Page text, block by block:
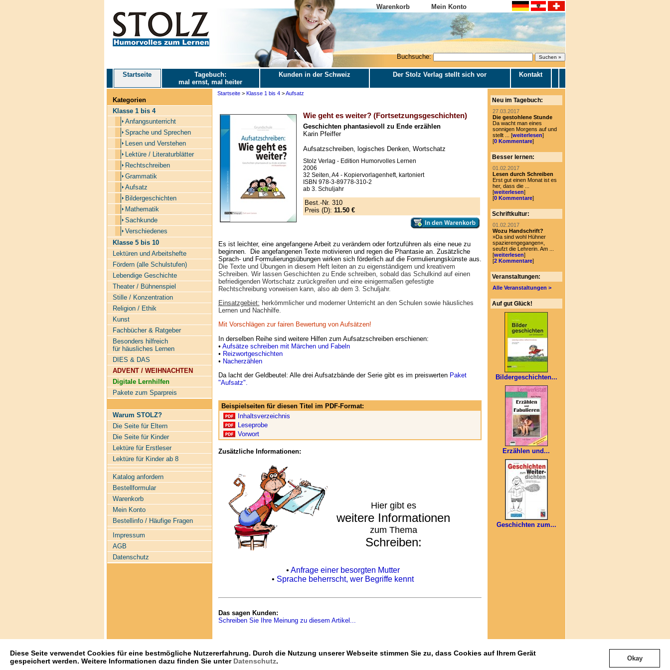
Diese Seite verwendet Cookies für eine bestmögliche Nutzererfahrung. Durch die Nutzung unserer Webseite stimmen Sie zu, dass Cookies auf Ihrem Gerät
gespeichert werden. Weitere Informationen dazu finden Sie unter Datenschutz. Okay
Warenkorb Mein Konto
Buchsuche:
Startseite
Tagebuch:
mal ernst, mal heiter
Kunden in der Schweiz Der Stolz Verlag stellt sich vor Kontakt
Kategorien
Klasse 1 bis 4
Anfangsunterricht
Sprache und Sprechen
Lesen und Verstehen
Lektüre / Literaturblätter
Rechtschreiben
Grammatik
Aufsatz
Bildergeschichten
Mathematik
Sachkunde
Verschiedenes
Klasse 5 bis 10
Lektüren und Arbeitshefte
Fördern (alle Schulstufen)
Lebendige Geschichte
Theater / Bühnenspiel
Stille / Konzentration
Religion / Ethik
Kunst
Fachbücher & Ratgeber
Besonders hilfreich
für häusliches Lernen
DIES & DAS
ADVENT / WEIHNACHTEN
Digitale Lernhilfen
Pakete zum Sparpreis
Warum STOLZ?
Die Seite für Eltern
Die Seite für Kinder
Lektüre für Erstleser
Lektüre für Kinder ab 8
Katalog anfordern
Bestellformular
Warenkorb
Mein Konto
Bestellinfo / Häufige Fragen
Impressum
AGB
Datenschutz
Startseite> Klasse 1 bis 4>Aufsatz
Wie geht es weiter? (Fortsetzungsgeschichten)
Geschichten phantasievoll zu Ende erzählen
Karin Pfeiffer
Aufsatzschreiben, logisches Denken, Wortschatz
Stolz Verlag - Edition Humorvolles Lernen
2006
32 Seiten, A4 - Kopiervorlagenheft, kartoniert
ISBN 978-3-89778-310-2
ab 3. Schuljahr
Best.-Nr. 310
Preis (D): 11.50 €
Es ist leichter, eine angefangene Arbeit zu verändern oder fortzuführen als eine neue zu
beginnen. Die angefangenen Texte motivieren und regen die Phantasie an. Zusätzliche
Sprach- und Formulierungsübungen wirken sich förderlich auf die Formulierungskünste aus.
Die Texte und Übungen in diesem Heft leiten an zu eigenständigem und kreativem
Schreiben. Wir lassen Geschichten zu Ende schreiben, sobald das Schulkind auf einen
befriedigenden Wortschatz zurückgreifen und eine einigermaßen gefestigte
Rechtschreibung vorweisen kann, also ab dem 3. Schuljahr.
Einsatzgebiet: herkömmlicher und moderner Unterricht an den Schulen sowie häusliches
Lernen und Nachhilfe.
Mit Vorschlägen zur fairen Bewertung von Aufsätzen!
In derselben Reihe sind weitere Hilfen zum Aufsatzschreiben erschienen:
• Aufsätze schreiben mit Märchen und Fabeln
• Reizwortgeschichten
• Nacherzählen
Da lacht der Geldbeutel: Alle drei Aufsatzbände der Serie gibt es im preiswerten Paket
"Aufsatz".
Beispielseiten für diesen Titel im PDF-Format:
Inhaltsverzeichnis
Leseprobe
Vorwort
Zusätzliche Informationen:
Hier gibt es
weitere Informationen
zum Thema
Schreiben:
• Anfrage einer besorgten Mutter
• Sprache beherrscht, wer Begriffe kennt
Das sagen Kunden:
Schreiben Sie Ihre Meinung zu diesem Artikel...
Neu im Tagebuch:
27.03.2017
Die gestohlene Stunde
Da wacht man eines
sonnigen Morgens auf und
stellt ... [weiterlesen]
[0 Kommentare]
Besser lernen:
01.02.2017
Lesen durch Schreiben
Erst gut einen Monat ist es
her, dass die ...
[weiterlesen]
[0 Kommentare]
Schriftkultur:
01.02.2017
Wozu Handschrift?
»Da sind wohl Hühner
spazierengegangen«,
seufzt die Lehrerin. Am ...
[weiterlesen]
[2 Kommentare]
Veranstaltungen:
Alle Veranstaltungen >
Auf gut Glück!
Bildergeschichten...
Erzählen und...
Geschichten zum...
[Seite weiterempfehlen |Seite zu Favoriten hinzufügen|Druckversion dieser Seite anzeigen]